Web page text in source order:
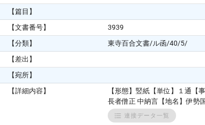
【篇目】
【文書番号】
3939
【分類】
東寺百合文書/ル函/40/5/
【差出】
【宛所】
【詳細内容】
【形態】竪紙【単位】１通
長者僧正 中納言【地名】伊勢
連接データ一覧